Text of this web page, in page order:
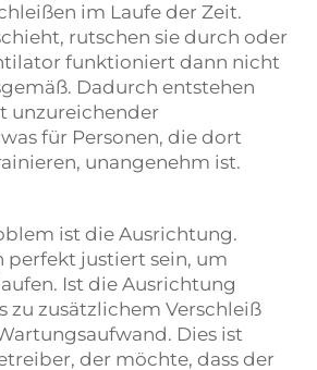
im Laufe der Zeit.
rutschen sie durch oder
funktioniert dann nicht
Dadurch entstehen
unzureichender
für Personen, die dort
unangenehm ist.
ist die Ausrichtung.
perfekt justiert sein, um
Ist die Ausrichtung
zu zusätzlichem Verschleiß
Dies ist
der möchte, dass der